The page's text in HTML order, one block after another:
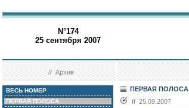
N°174
25 сентября 2007
//Архив
ВЕСЬ НОМЕР
ПЕРВАЯ ПОЛОСА
ПЕРВАЯ ПОЛОСА
// 25.09.2007